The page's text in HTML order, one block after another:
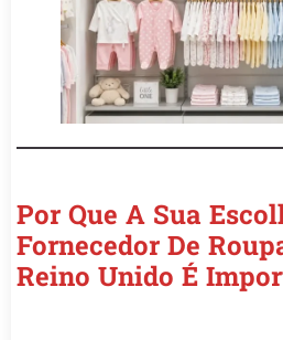
Por Que A Sua
Fornecedor De
Reino Unido É